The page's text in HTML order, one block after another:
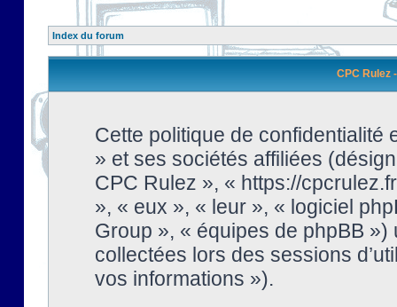
Index du forum
CPC Rulez
Cette politique de confidentialité
» et ses sociétés affiliées
CPC Rulez », « https://
», « eux », « leur », « logiciel
Group », « équipes de phpBB
collectées lors des sessions
vos informations »).